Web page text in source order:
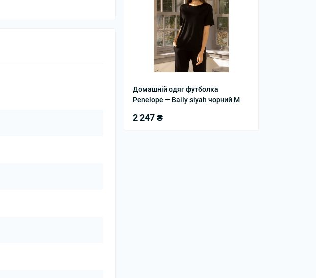
Домашній одяг футболка
Penelope — Baily siyah чорний M
2 247 ₴